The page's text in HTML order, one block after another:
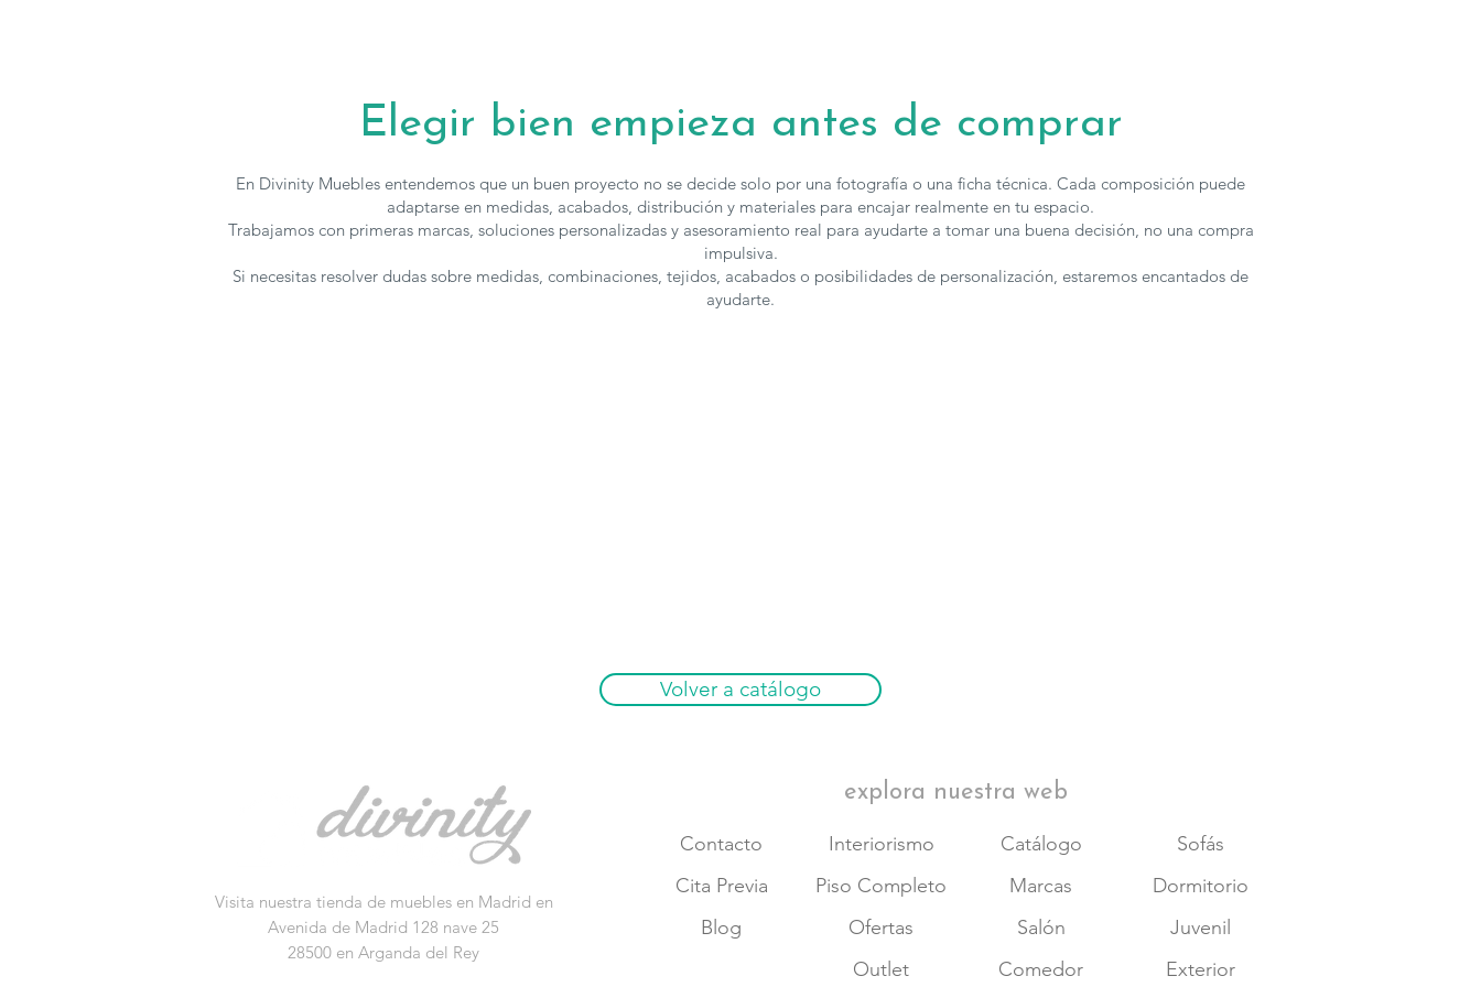
Elegir bien empieza antes de comprar
En Divinity Muebles entendemos que un buen proyecto no se decide solo por una fotografía o una ficha técnica. Cada composición puede
adaptarse en medidas, acabados, distribución y materiales para encajar realmente en tu espacio.
Trabajamos con primeras marcas, soluciones personalizadas y asesoramiento real para ayudarte a tomar una buena decisión, no una compra
impulsiva.
Si necesitas resolver dudas sobre medidas, combinaciones, tejidos, acabados o posibilidades de personalización, estaremos encantados de
ayudarte.
Volver a catálogo
Visita nuestra tienda de muebles en Madrid en
Avenida de Madrid 128 nave 25
28500 en Arganda del Rey
Contacto
Cita Previa
Blog
Interiorismo
Piso Completo
Ofertas
Outlet
Catálogo
Marcas
Salón
Comedor
explora nuestra web
Sofás
Dormitorio
Juvenil
Exterior